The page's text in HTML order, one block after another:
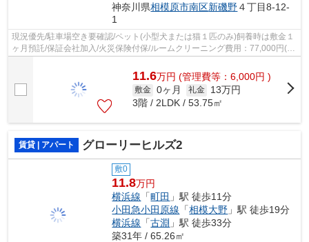
神奈川県相模原市南区新磯野４丁目8-12-
1
現況優先/駐車場空き要確認/ペット(小型犬または猫１匹のみ)飼養時は敷金１
ヶ月預託/保証会社加入/火災保険付保/ルームクリーニング費用：77,000円(ご
契約時)/電気は貸主より配給
11.6万円 (管理費等：6,000円 )
敷金 0ヶ月 礼金
13万円
3階 / 2LDK / 53.75㎡
賃貸 | アパート グローリーヒルズ2
敷0
11.8万円
横浜線 「町田 」駅 徒歩11分
小田急小田原線 「相模大野 」駅 徒歩19分
横浜線 「古淵 」駅 徒歩33分
築31年 / 65.26㎡